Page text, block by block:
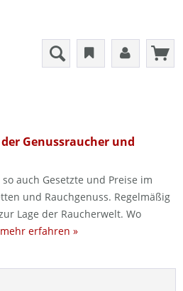
Genussraucher und
auch Gesetzte und Preise im
und Rauchgenuss. Regelmäßig
Lage der Raucherwelt. Wo
mehr erfahren »